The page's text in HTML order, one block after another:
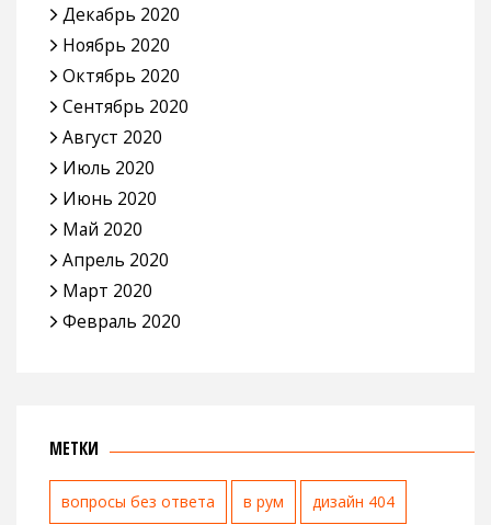
Декабрь 2020
Ноябрь 2020
Октябрь 2020
Сентябрь 2020
Август 2020
Июль 2020
Июнь 2020
Май 2020
Апрель 2020
Март 2020
Февраль 2020
МЕТКИ
вопросы без ответа в рум дизайн 404